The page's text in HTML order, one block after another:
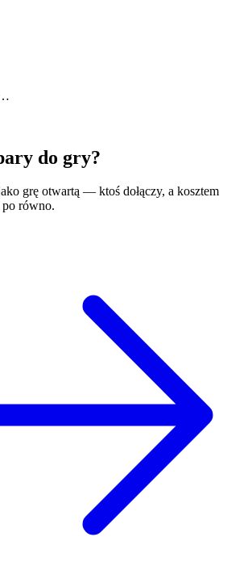
do gry?
grę otwartą — ktoś dołączy, a kosztem
równo.